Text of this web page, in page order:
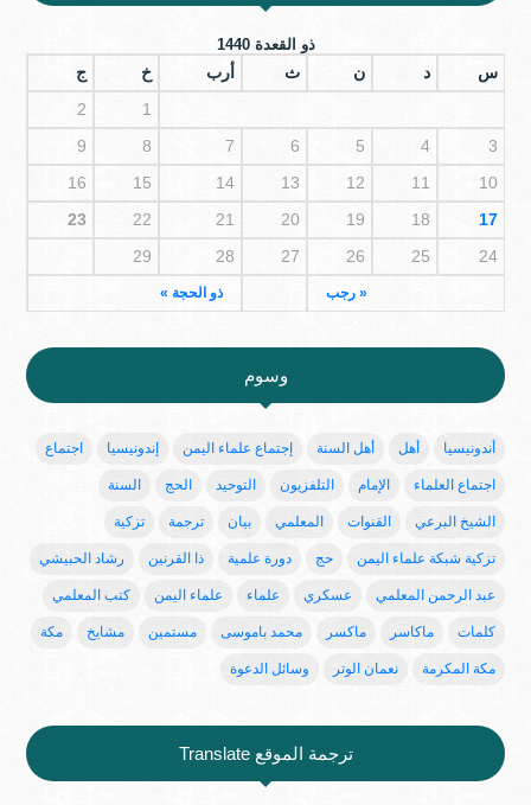
ذو القعدة 1440
س د ن ث أرب خ ج
« رجب ذو الحجة »
1
2
3
4
5
6
7
8
9
10
11
12
13
14
15
16
17
18
19
20
21
22
23
24
25
26
27
28
29
وسوم
أندونيسيا أهل أهل السنة إجتماع علماء اليمن إندونيسيا اجتماع
اجتماع العلماء الإمام التلفزيون التوحيد الحج السنة
الشيخ البرعي القنوات المعلمي بيان ترجمة تزكية
تزكية شبكة علماء اليمن حج دورة علمية ذا القرنين رشاد الحبيشي
عبد الرحمن المعلمي عسكري علماء علماء اليمن كتب المعلمي
كلمات ماكاسر ماكسر محمد باموسى مستمين مشايخ مكة
مكة المكرمة نعمان الوتر وسائل الدعوة
ترجمة الموقع Translate